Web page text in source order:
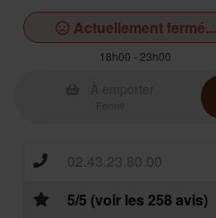
Actuellement fermé...
18h00 - 23h00
02.43.23.80.00
5/5 (voir les 258 avis)